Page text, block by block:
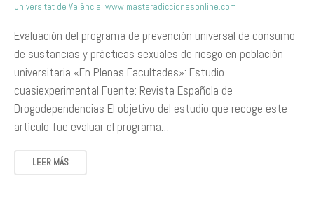
Universitat de València, www.masteradiccionesonline.com
Evaluación del programa de prevención universal de consumo
de sustancias y prácticas sexuales de riesgo en población
universitaria «En Plenas Facultades»: Estudio
cuasiexperimental Fuente: Revista Española de
Drogodependencias El objetivo del estudio que recoge este
artículo fue evaluar el programa…
LEER MÁS